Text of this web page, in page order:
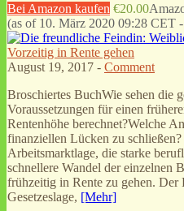
Bei Amazon kaufen €20.00
(as of 10. März 2020 09:28 CET -
Vorzeitig in Rente gehen
August 19, 2017 - Comment
Broschiertes BuchWie sehen die
Voraussetzungen für einen
Rentenhöhe berechnet?Welche
finanziellen Lücken zu schließen?
Arbeitsmarktlage, die starke
schnellere Wandel der einzelnen
frühzeitig in Rente zu gehen. Der
Gesetzeslage, [Mehr]